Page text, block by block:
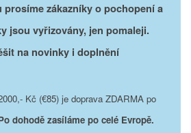
prosíme zákazníky o pochopení a
jsou vyřizovány, jen pomaleji.
na novinky i doplnění
Kč (€85) je doprava ZDARMA po
dohodě zasíláme po celé Evropě.